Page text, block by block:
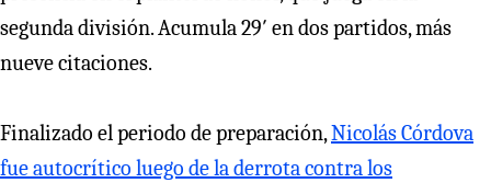
segunda división. Acumula 29′ en dos partidos, más
nueve citaciones.
Finalizado el periodo de preparación,Nicolás Córdova
fue autocrítico luego de la derrota contra los